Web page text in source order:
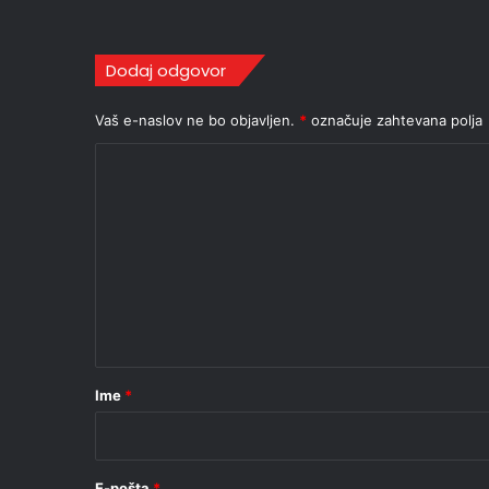
Dodaj odgovor
Vaš e-naslov ne bo objavljen. * označuje zahtevana polja
rIme *